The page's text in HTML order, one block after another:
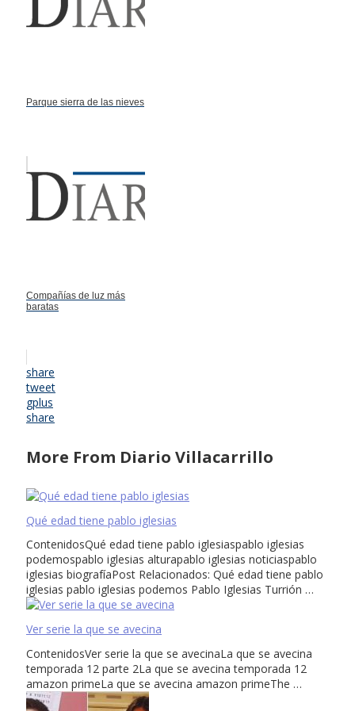
Parque sierra de las nieves
Compañías de luz más
baratas
share
tweet
gplus
share
More From Diario Villacarrillo
Qué edad tiene pablo iglesias
ContenidosQué edad tiene pablo iglesiaspablo iglesias
podemospablo iglesias alturapablo iglesias noticiaspablo
iglesias biografíaPost Relacionados: Qué edad tiene pablo
iglesias pablo iglesias podemos Pablo Iglesias Turrión …
Ver serie la que se avecina
ContenidosVer serie la que se avecinaLa que se avecina
temporada 12 parte 2La que se avecina temporada 12
amazon primeLa que se avecina amazon primeThe …